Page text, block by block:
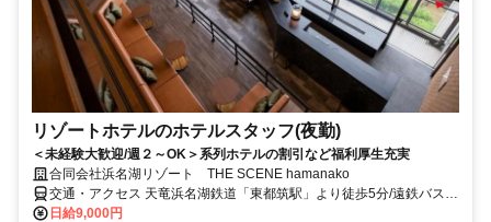
リゾートホテルのホテルスタッフ(夜勤)
＜未経験大歓迎/週２～OK＞系列ホテルの割引など福利厚生充実
合同会社浜名湖リゾート THE SCENE hamanako
交通・アクセス 天竜浜名湖鉄道「東都筑駅」より徒歩5分/遠鉄バス
「東都筑駅」より徒歩10分
日給9,000円